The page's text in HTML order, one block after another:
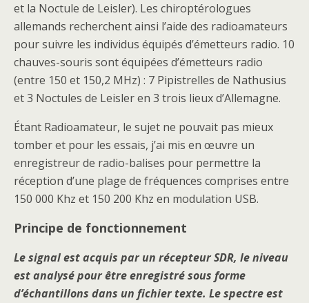
et la Noctule de Leisler). Les chiroptérologues
allemands recherchent ainsi l’aide des radioamateurs
pour suivre les individus équipés d’émetteurs radio. 10
chauves-souris sont équipées d’émetteurs radio
(entre 150 et 150,2 MHz) : 7 Pipistrelles de Nathusius
et 3 Noctules de Leisler en 3 trois lieux d’Allemagne.
Étant Radioamateur, le sujet ne pouvait pas mieux
tomber et pour les essais, j’ai mis en œuvre un
enregistreur de radio-balises pour permettre la
réception d’une plage de fréquences comprises entre
150 000 Khz et 150 200 Khz en modulation USB.
Principe de fonctionnement
Le signal est acquis par un récepteur SDR, le niveau
est analysé pour être enregistré sous forme
d’échantillons dans un fichier texte. Le spectre est